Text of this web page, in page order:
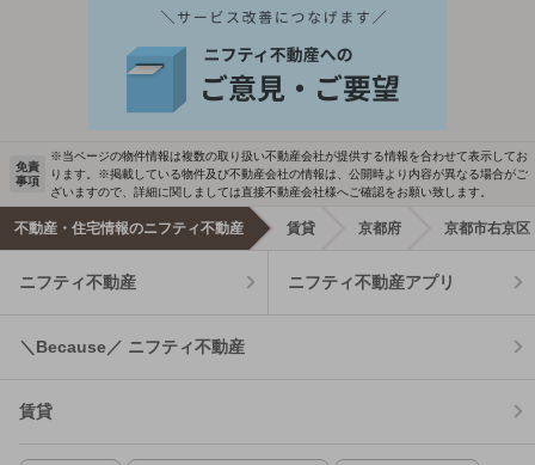
免責
事項
※当ページの物件情報は複数の取り扱い不動産会社が提供する情報を合わせて表示してお
ります。※掲載している物件及び不動産会社の情報は、公開時より内容が異なる場合がご
ざいますので、詳細に関しましては直接不動産会社様へご確認をお願い致します。
不動産・住宅情報のニフティ不動産 賃貸 京都府 京都市右京区
ニフティ不動産 ニフティ不動産アプリ
＼Because／ ニフティ不動産
賃貸